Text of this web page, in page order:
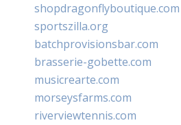
shopdragonflyboutique.com
sportszilla.org
batchprovisionsbar.com
brasserie-gobette.com
musicrearte.com
morseysfarms.com
riverviewtennis.com